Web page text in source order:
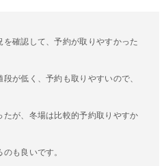
を確認して、予約が取りやすかった
が低く、予約も取りやすいので、
たが、冬場は比較的予約取りやすか
も良いです。